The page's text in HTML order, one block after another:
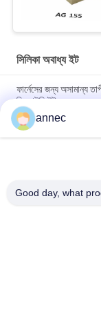
সিলিকা অবাধ্য ইট
ফার্নেসের জন্য অসামান্য
রিফ্র্যাক্টরি ইট
Customized Size
Temperature
Silica Fire Brick
annec
Good day, what